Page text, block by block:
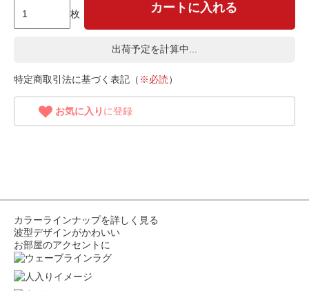
枚
カートに入れる
出荷予定を計算中...
特定商取引法に基づく表記（ ※必読）
お気に入り に登録
カラーラインナップを詳しく見る
波型デザインがかわいい
お部屋のアクセントに